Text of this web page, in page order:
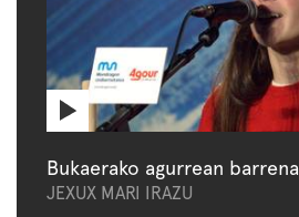
Bukaerako agurrean barrena
JEXUX MARI IRAZU